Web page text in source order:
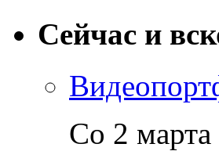
Сейчас и
Со 2 марта